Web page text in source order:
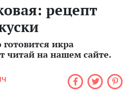
рецепт
икра
читай на нашем сайте.